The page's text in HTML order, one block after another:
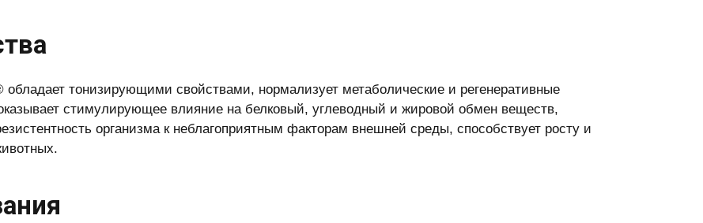
обладает тонизирующими свойствами, нормализует метаболические и регенеративные
стимулирующее влияние на белковый, углеводный и жировой обмен веществ,
организма к неблагоприятным факторам внешней среды, способствует росту и